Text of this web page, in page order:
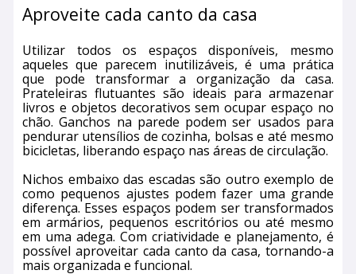
Aproveite cada canto da casa
Utilizar todos os espaços disponíveis, mesmo
aqueles que parecem inutilizáveis, é uma prática
que pode transformar a organização da casa.
Prateleiras flutuantes são ideais para armazenar
livros e objetos decorativos sem ocupar espaço no
chão. Ganchos na parede podem ser usados para
pendurar utensílios de cozinha, bolsas e até mesmo
bicicletas, liberando espaço nas áreas de circulação.
Nichos embaixo das escadas são outro exemplo de
como pequenos ajustes podem fazer uma grande
diferença. Esses espaços podem ser transformados
em armários, pequenos escritórios ou até mesmo
em uma adega. Com criatividade e planejamento, é
possível aproveitar cada canto da casa, tornando-a
mais organizada e funcional.